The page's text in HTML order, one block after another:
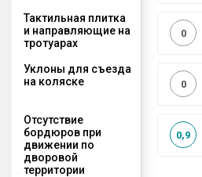
Тактильная плитка
и направляющие на
тротуарах
0
Уклоны для съезда
на коляске
0
Отсутствие
бордюров при
движении по
дворовой
территории
0,9